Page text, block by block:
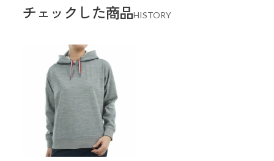
チェックした商品HISTORY